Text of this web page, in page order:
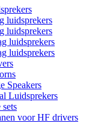
luidsprekers
luidsprekers
luidsprekers
luidsprekers
Speakers
Luidsprekers
voor HF drivers